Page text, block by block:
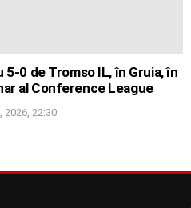
5-0 de Tromso IL, în Gruia, în
al Conference League
2026, 22:30